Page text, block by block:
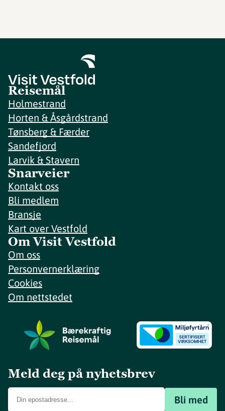
Reisemål
Holmestrand
Horten & Åsgårdstrand
Tønsberg & Færder
Sandefjord
Larvik & Stavern
Snarveier
Kontakt oss
Bli medlem
Bransje
Kart over Vestfold
Om Visit Vestfold
Om oss
Personvernerklæring
Cookies
Om nettstedet
Meld deg på nyhetsbrev
Bli med